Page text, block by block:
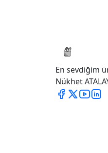
En sevdiğim
Nükhet